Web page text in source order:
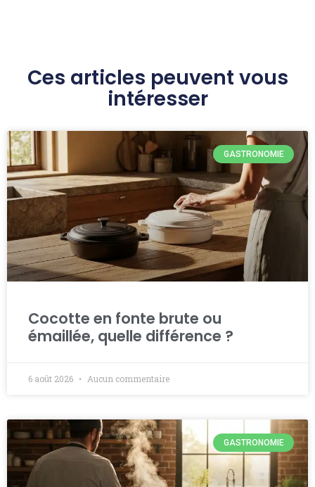
Ces articles peuvent vous
intéresser
GASTRONOMIE
Cocotte en fonte brute ou
émaillée, quelle différence ?
6 août 2026 Aucun commentaire
GASTRONOMIE